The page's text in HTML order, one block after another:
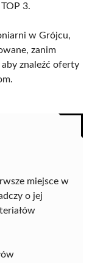
3.
w Grójcu,
zanim
znaleźć oferty
miejsce w
o jej